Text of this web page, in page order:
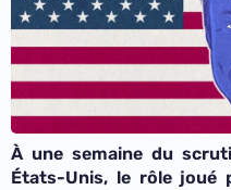
À une semaine du
États-Unis, le rôle joué